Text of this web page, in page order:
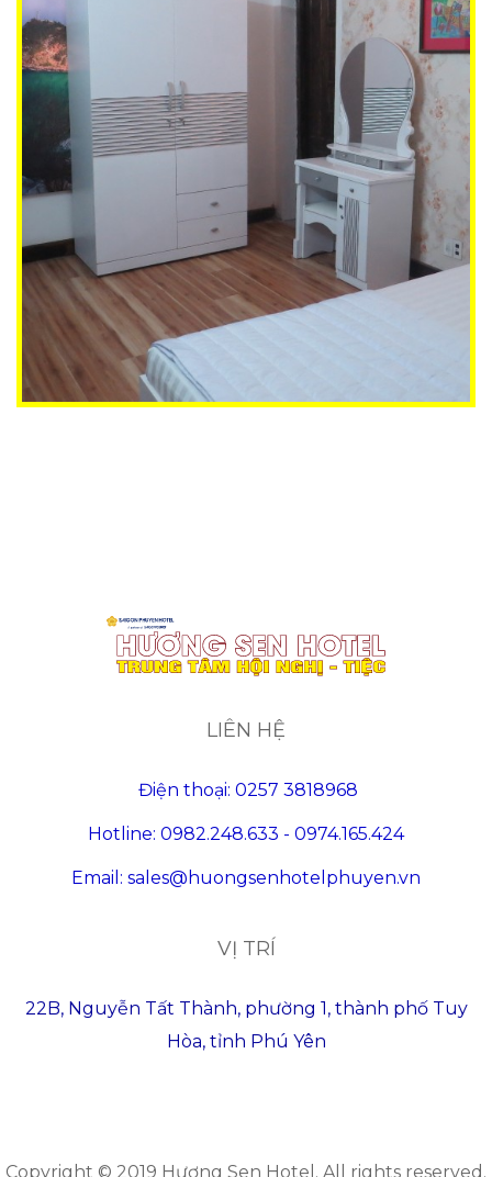
LIÊN HỆ
Điện thoại: 0257 3818968
Hotline: 0982.248.633 - 0974.165.424
Email: sales@huongsenhotelphuyen.vn
VỊ TRÍ
22B, Nguyễn Tất Thành, phường 1, thành phố Tuy
Hòa, tỉnh Phú Yên
Copyright © 2019 Hương Sen Hotel. All rights reserved.